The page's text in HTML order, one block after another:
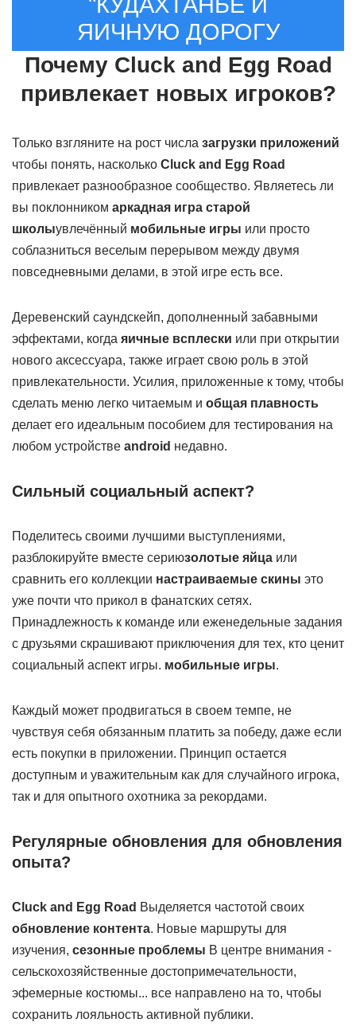
ЯИЧНУЮ ДОРОГУ
Почему Cluck and Egg Road
привлекает новых игроков?
Только взгляните на рост числа загрузки приложений
чтобы понять, насколько Cluck and Egg Road
привлекает разнообразное сообщество. Являетесь ли
вы поклонником аркадная игра старой
школыувлечённый мобильные игры или просто
соблазниться веселым перерывом между двумя
повседневными делами, в этой игре есть все.
Деревенский саундскейп, дополненный забавными
эффектами, когда яичные всплески или при открытии
нового аксессуара, также играет свою роль в этой
привлекательности. Усилия, приложенные к тому, чтобы
сделать меню легко читаемым и общая плавность
делает его идеальным пособием для тестирования на
любом устройстве android недавно.
Сильный социальный аспект?
Поделитесь своими лучшими выступлениями,
разблокируйте вместе сериюзолотые яйца или
сравнить его коллекции настраиваемые скины это
уже почти что прикол в фанатских сетях.
Принадлежность к команде или еженедельные задания
с друзьями скрашивают приключения для тех, кто ценит
социальный аспект игры. мобильные игры.
Каждый может продвигаться в своем темпе, не
чувствуя себя обязанным платить за победу, даже если
есть покупки в приложении. Принцип остается
доступным и уважительным как для случайного игрока,
так и для опытного охотника за рекордами.
Регулярные обновления для обновления
опыта?
Cluck and Egg Road Выделяется частотой своих
обновление контента. Новые маршруты для
изучения, сезонные проблемы В центре внимания -
сельскохозяйственные достопримечательности,
эфемерные костюмы... все направлено на то, чтобы
сохранить лояльность активной публики.